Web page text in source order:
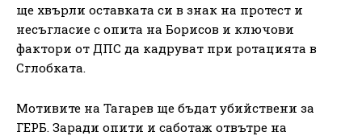
ще хвърли оставката си в знак на протест и
несъгласие с опита на Борисов и ключови
фактори от ДПС да кадруват при ротацията в
Сглобката.
Мотивите на Тагарев ще бъдат убийствени за
ГЕРБ. Заради опити и саботаж отвътре на